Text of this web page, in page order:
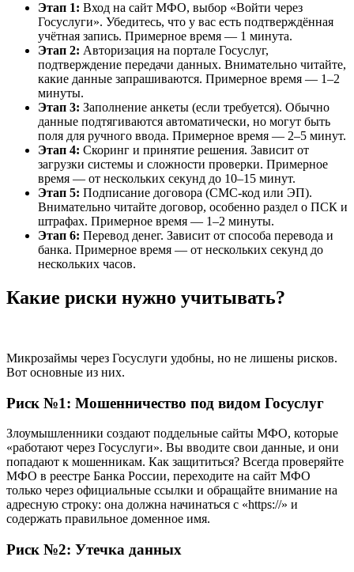
Этап 1: Вход на сайт МФО, выбор «Войти через
Госуслуги». Убедитесь, что у вас есть подтверждённая
учётная запись. Примерное время — 1 минута.
Этап 2: Авторизация на портале Госуслуг,
подтверждение передачи данных. Внимательно читайте,
какие данные запрашиваются. Примерное время — 1–2
минуты.
Этап 3: Заполнение анкеты (если требуется). Обычно
данные подтягиваются автоматически, но могут быть
поля для ручного ввода. Примерное время — 2–5 минут.
Этап 4: Скоринг и принятие решения. Зависит от
загрузки системы и сложности проверки. Примерное
время — от нескольких секунд до 10–15 минут.
Этап 5: Подписание договора (СМС-код или ЭП).
Внимательно читайте договор, особенно раздел о ПСК и
штрафах. Примерное время — 1–2 минуты.
Этап 6: Перевод денег. Зависит от способа перевода и
банка. Примерное время — от нескольких секунд до
нескольких часов.
Какие риски нужно учитывать?
Микрозаймы через Госуслуги удобны, но не лишены рисков.
Вот основные из них.
Риск №1: Мошенничество под видом Госуслуг
Злоумышленники создают поддельные сайты МФО, которые
«работают через Госуслуги». Вы вводите свои данные, и они
попадают к мошенникам. Как защититься? Всегда проверяйте
МФО в реестре Банка России, переходите на сайт МФО
только через официальные ссылки и обращайте внимание на
адресную строку: она должна начинаться с «https://» и
содержать правильное доменное имя.
Риск №2: Утечка данных